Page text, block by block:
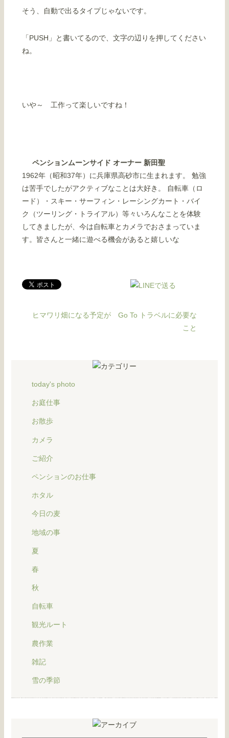
そう、自動で出るタイプじゃないです。
「PUSH」と書いてるので、文字の辺りを押してください
ね。
いや～ 工作って楽しいですね！
ペンションムーンサイド オーナー 新田聖
1962年（昭和37年）に兵庫県高砂市に生まれます。 勉強
は苦手でしたがアクティブなことは大好き。 自転車（ロ
ード）・スキー・サーフィン・レーシングカート・バイ
ク（ツーリング・トライアル）等々いろんなことを体験
してきましたが、今は自転車とカメラでおさまっていま
す。皆さんと一緒に遊べる機会があると嬉しいな
ヒマワリ畑になる予定が
Go To トラベルに必要な
こと
today's photo
お庭仕事
お散歩
カメラ
ご紹介
ペンションのお仕事
ホタル
今日の麦
地域の事
夏
春
秋
自転車
観光ルート
農作業
雑記
雪の季節